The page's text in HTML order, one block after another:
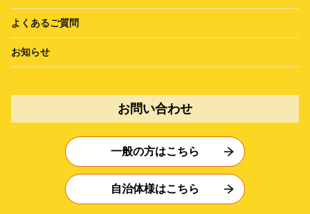
よくあるご質問
お知らせ
お問い合わせ
一般の方はこちら
自治体様はこちら